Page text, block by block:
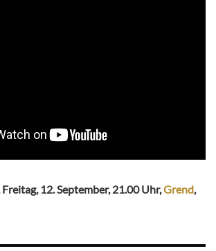
Freitag, 12. September, 21.00 Uhr,Grend,